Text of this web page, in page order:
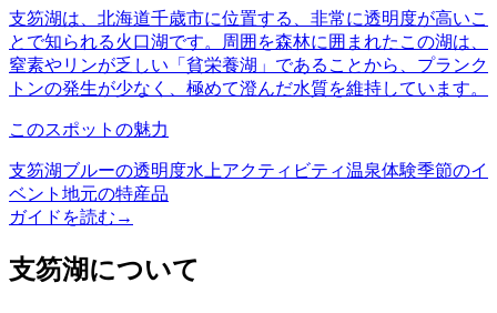
支笏湖は、北海道千歳市に位置する、非常に透明度が高いこ
とで知られる火口湖です。周囲を森林に囲まれたこの湖は、
窒素やリンが乏しい「貧栄養湖」であることから、プランク
トンの発生が少なく、極めて澄んだ水質を維持しています。
このスポットの魅力
支笏湖ブルーの透明度水上アクティビティ温泉体験季節のイ
ベント 地元の特産品
ガイドを読む →
支笏湖について